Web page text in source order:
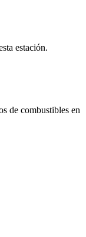
estación.
de combustibles en